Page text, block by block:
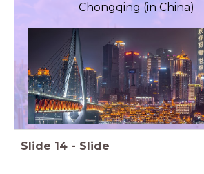
Chongqing (in China)
Slide 14 - Slide